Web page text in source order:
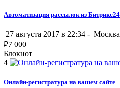
Автоматизация рассылок из Битрикс24
27 августа 2017 в 22:34 - Москва
₽7 000
Блокнот
4
Онлайн-регистратура на вашем сайте